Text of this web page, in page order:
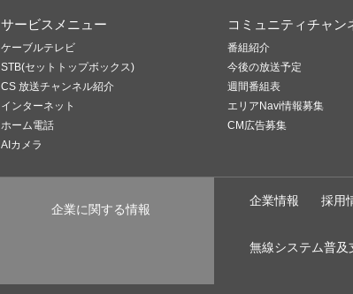
サービスメニュー
ケーブルテレビ
STB(セットトップボックス)
CS 放送チャンネル紹介
インターネット
ホーム電話
AIカメラ
コミュニティチャン
番組紹介
今後の放送予定
週間番組表
エリアNavi情報募集
CM広告募集
企業に関する情報
企業情報 採用
無線システム普及